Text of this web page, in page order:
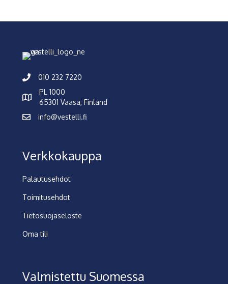
010 232 7220
PL 1000
65301 Vaasa, Finland
info@vestelli.fi
Verkkokauppa
Palautusehdot
Toimitusehdot
Tietosuojaseloste
Oma tili
Valmistettu Suomessa